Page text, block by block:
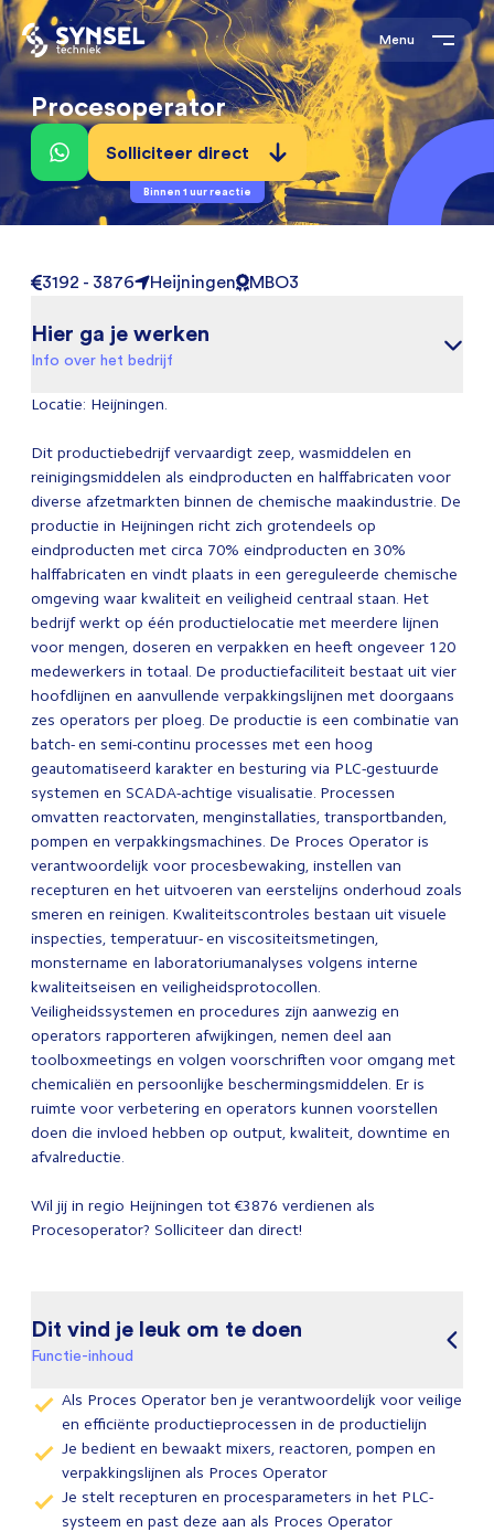
Menu
Procesoperator
Solliciteer direct
Binnen 1 uur reactie
3192 - 3876 Heijningen MBO3
Hier ga je werken
Info over het bedrijf
Locatie: Heijningen.
Dit productiebedrijf vervaardigt zeep, wasmiddelen en
reinigingsmiddelen als eindproducten en halffabricaten voor
diverse afzetmarkten binnen de chemische maakindustrie. De
productie in Heijningen richt zich grotendeels op
eindproducten met circa 70% eindproducten en 30%
halffabricaten en vindt plaats in een gereguleerde chemische
omgeving waar kwaliteit en veiligheid centraal staan. Het
bedrijf werkt op één productielocatie met meerdere lijnen
voor mengen, doseren en verpakken en heeft ongeveer 120
medewerkers in totaal. De productiefaciliteit bestaat uit vier
hoofdlijnen en aanvullende verpakkingslijnen met doorgaans
zes operators per ploeg. De productie is een combinatie van
batch- en semi-continu processes met een hoog
geautomatiseerd karakter en besturing via PLC-gestuurde
systemen en SCADA-achtige visualisatie. Processen
omvatten reactorvaten, menginstallaties, transportbanden,
pompen en verpakkingsmachines. De Proces Operator is
verantwoordelijk voor procesbewaking, instellen van
recepturen en het uitvoeren van eerstelijns onderhoud zoals
smeren en reinigen. Kwaliteitscontroles bestaan uit visuele
inspecties, temperatuur- en viscositeitsmetingen,
monstername en laboratoriumanalyses volgens interne
kwaliteitseisen en veiligheidsprotocollen.
Veiligheidssystemen en procedures zijn aanwezig en
operators rapporteren afwijkingen, nemen deel aan
toolboxmeetings en volgen voorschriften voor omgang met
chemicaliën en persoonlijke beschermingsmiddelen. Er is
ruimte voor verbetering en operators kunnen voorstellen
doen die invloed hebben op output, kwaliteit, downtime en
afvalreductie.
Wil jij in regio Heijningen tot €3876 verdienen als
Procesoperator? Solliciteer dan direct!
Dit vind je leuk om te doen
Functie-inhoud
Als Proces Operator ben je verantwoordelijk voor veilige
en efficiënte productieprocessen in de productielijn
Je bedient en bewaakt mixers, reactoren, pompen en
verpakkingslijnen als Proces Operator
Je stelt recepturen en procesparameters in het PLC-
systeem en past deze aan als Proces Operator